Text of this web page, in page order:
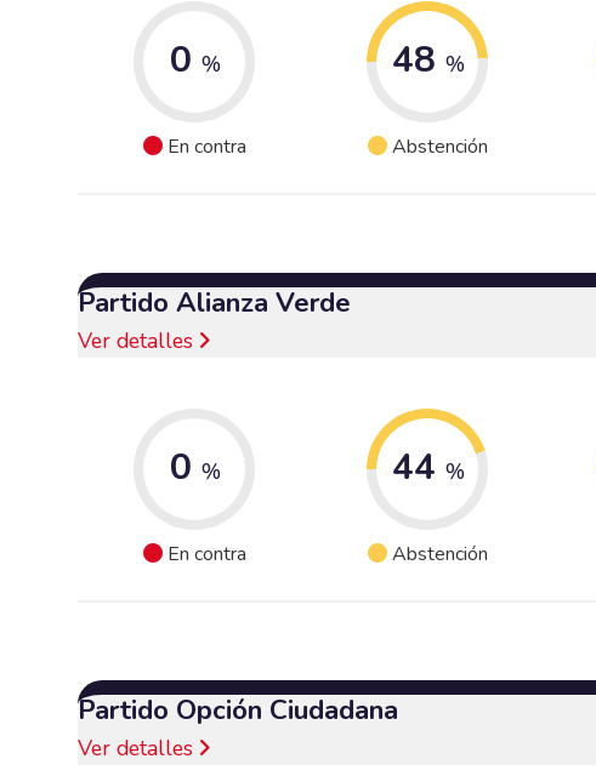
0 %
En contra
48 %
Abstención
Partido Alianza Verde
Ver detalles
0 %
En contra
44 %
Abstención
Partido Opción Ciudadana
Ver detalles